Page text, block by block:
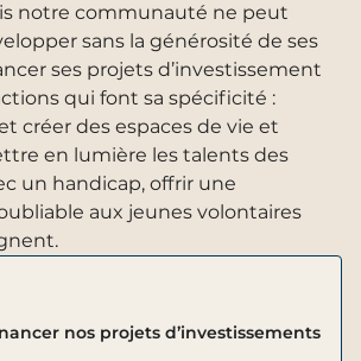
notre communauté ne peut
sans la générosité de ses
ses projets d’investissement
qui font sa spécificité :
créer des espaces de vie et
en lumière les talents des
un handicap, offrir une
aux jeunes volontaires
nos projets d’investissements